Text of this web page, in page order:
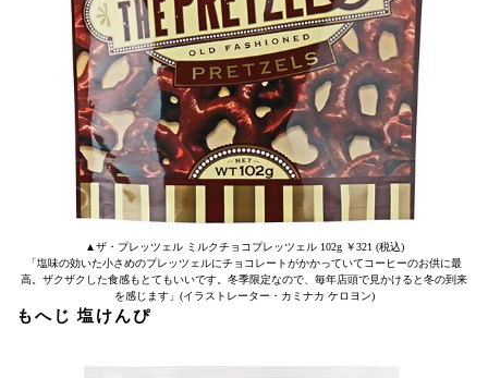
▲ザ・プレッツェル ミルクチョコプレッツェル 102g ￥321 (税込)
「塩味の効いた小さめのプレッツェルにチョコレートがかかっていてコーヒーのお供に最
高。ザクザクした食感もとてもいいです。冬季限定なので、毎年店頭で見かけると冬の到来
を感じます」(イラストレーター・カミナカ ケロヨン)
もへじ 塩けんぴ